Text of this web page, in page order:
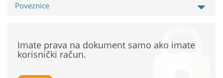
Poveznice
Imate prava na dokument samo ako imate
korisnički račun.